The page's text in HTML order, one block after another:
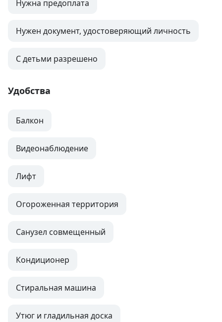
Нужна предоплата
Нужен документ, удостоверяющий личность
С детьми разрешено
Удобства
Балкон
Видеонаблюдение
Лифт
Огороженная территория
Санузел совмещенный
Кондиционер
Стиральная машина
Утюг и гладильная доска